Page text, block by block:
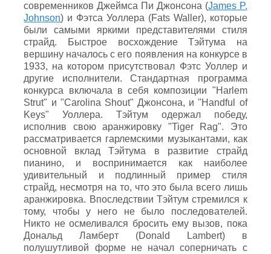
современников Джеймса Пи Джонсона (James P.
Johnson) и Фэтса Уоллера (Fats Waller), которые
были самыми яркими представителями стиля
страйд.
Быстрое восхождение Тэйтума на
вершину началось с его появления на конкурсе в
1933, на котором присутствовал Фэтс Уоллер и
другие исполнители. Стандартная программа
конкурса включала в себя композиции "Harlem
Strut" и "Carolina Shout" Джонсона, и "Handful of
Keys" Уоллера. Тэйтум одержал победу,
исполнив свою аранжировку "Tiger Rag". Это
рассматривается гарлемскими музыкантами, как
основной вклад Тэйтума в развитие страйд
пианино, и воспринимается как наиболее
удивительный и подлинный пример стиля
страйд, несмотря на то, что это была всего лишь
аранжировка. Впоследствии Тэйтум стремился к
тому, чтобы у него не было последователей.
Никто не осмеливался бросить ему вызов, пока
Дональд Ламберт (Donald Lambert) в
полушутливой форме не начал соперничать с